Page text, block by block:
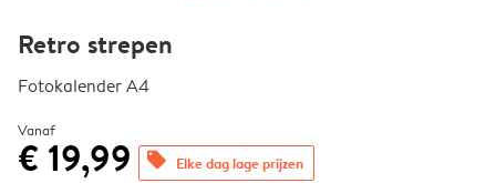
Retro strepen
Fotokalender A4
Vanaf
€ 19,99 offers Elke dag lage prijzen